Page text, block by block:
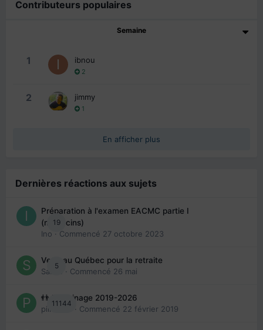
Contributeurs populaires
Semaine
1 ibnou
2
2 jimmy
1
En afficher plus
Dernières réactions aux sujets
19
Préparation à l'examen EACMC partie I
(médecins)
Ino · Commencé 27 octobre 2023
5
Venir au Québec pour la retraite
Sab74
· Commencé 26 mai
11144
👬 Parrainage 2019-2026
piinoush · Commencé 22 février 2019